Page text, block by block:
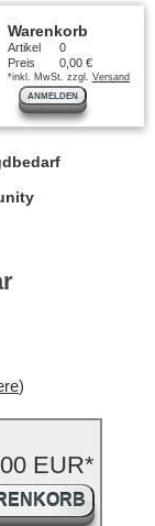
Warenkorb
Artikel
0
Preis
0,00 €
*inkl. MwSt. zzgl. Versand
ANMELDEN
)
EUR*